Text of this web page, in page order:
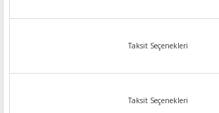
Taksit Seçenekleri
Taksit Seçenekleri